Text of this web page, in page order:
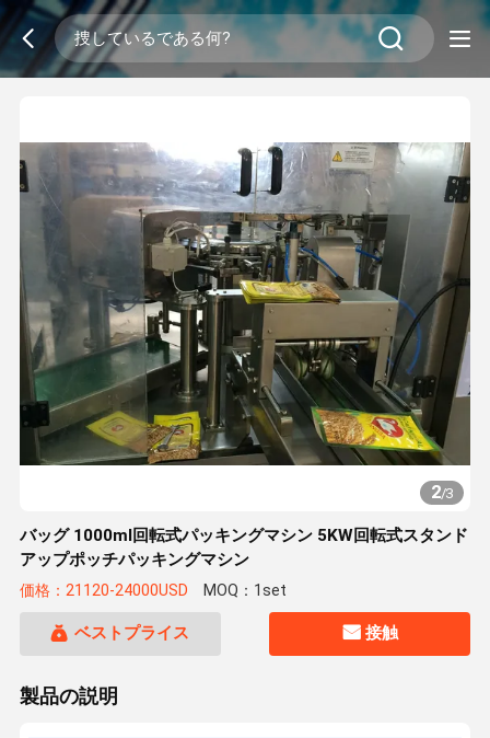
2/3
バッグ 1000ml回転式パッキングマシン 5KW回転式スタンド
アップポッチパッキングマシン
価格：21120-24000USD MOQ：1set
ベストプライス 接触
製品の説明